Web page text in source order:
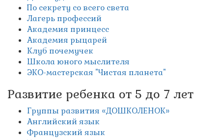
По секрету со всего света
Лагерь профессий
Академия принцесс
Академия рыцарей
Клуб почемучек
Школа юного мыслителя
ЭКО-мастерская "Чистая планета"
Развитие ребенка от 5 до 7 лет
Группы развития «ДОШКОЛЕНОК»
Английский язык
Французский язык